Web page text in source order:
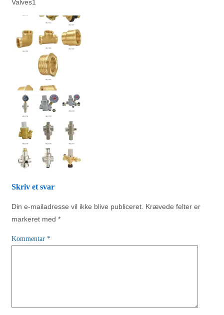
Valves1
Skriv et svar
Din e-mailadresse vil ikke blive publiceret. Krævede felter er
markeret med *
Kommentar *